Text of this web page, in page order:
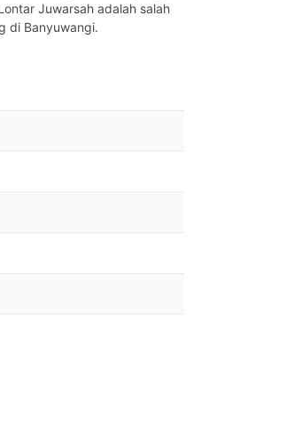
Juwarsah adalah salah
di Banyuwangi.